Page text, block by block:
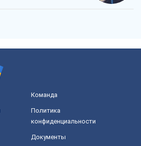
Команда
Политика
конфиденциальности
Документы